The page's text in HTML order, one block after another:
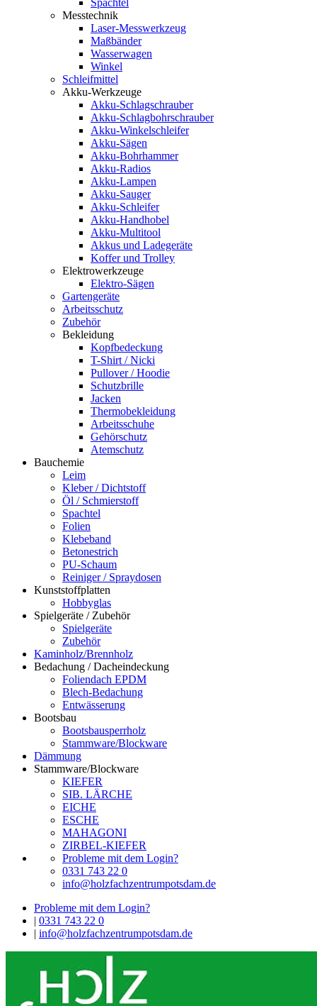
Spachtel
Messtechnik
Laser-Messwerkzeug
Maßbänder
Wasserwagen
Winkel
Schleifmittel
Akku-Werkzeuge
Akku-Schlagschrauber
Akku-Schlagbohrschrauber
Akku-Winkelschleifer
Akku-Sägen
Akku-Bohrhammer
Akku-Radios
Akku-Lampen
Akku-Sauger
Akku-Schleifer
Akku-Handhobel
Akku-Multitool
Akkus und Ladegeräte
Koffer und Trolley
Elektrowerkzeuge
Elektro-Sägen
Gartengeräte
Arbeitsschutz
Zubehör
Bekleidung
Kopfbedeckung
T-Shirt / Nicki
Pullover / Hoodie
Schutzbrille
Jacken
Thermobekleidung
Arbeitsschuhe
Gehörschutz
Atemschutz
Bauchemie
Leim
Kleber / Dichtstoff
Öl / Schmierstoff
Spachtel
Folien
Klebeband
Betonestrich
PU-Schaum
Reiniger / Spraydosen
Kunststoffplatten
Hobbyglas
Spielgeräte / Zubehör
Spielgeräte
Zubehör
Kaminholz/Brennholz
Bedachung / Dacheindeckung
Foliendach EPDM
Blech-Bedachung
Entwässerung
Bootsbau
Bootsbausperrholz
Stammware/Blockware
Dämmung
Stammware/Blockware
KIEFER
SIB. LÄRCHE
EICHE
ESCHE
MAHAGONI
ZIRBEL-KIEFER
Probleme mit dem Login?
0331 743 22 0
info@holzfachzentrumpotsdam.de
Probleme mit dem Login?
| 0331 743 22 0
| info@holzfachzentrumpotsdam.de